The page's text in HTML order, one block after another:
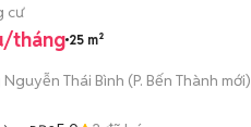
cư
tháng 25 m²
Nguyễn Thái Bình (P. Bến Thành mới)